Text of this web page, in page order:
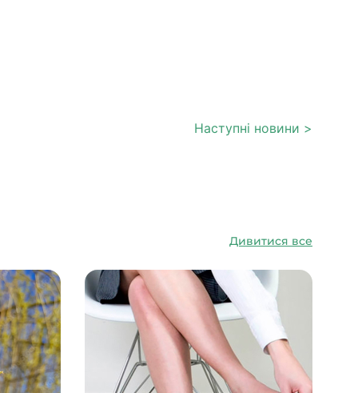
Наступні новини >
Дивитися все